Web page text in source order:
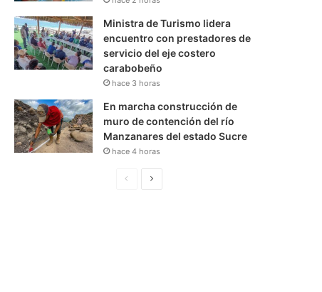
Ministra de Turismo lidera
encuentro con prestadores de
servicio del eje costero
carabobeño
hace 3 horas
En marcha construcción de
muro de contención del río
Manzanares del estado Sucre
hace 4 horas
S